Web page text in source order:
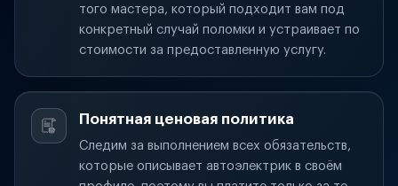
того мастера, который подходит вам под
конкретный случай поломки и устраивает по
стоимости за предоставленную услугу.
Понятная ценовая политика
Следим за выполнением всех обязательств,
которые описывает автоэлектрик в своём